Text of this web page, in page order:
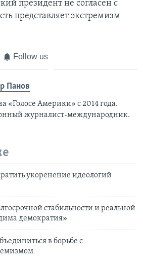
президент не согласен с
представляет экстремизм
Follow us
Панов
«Голосе Америки» с 2014 года.
журналист-международник.
укоренение идеологий
стабильности и реальной
демократия»
в борьбе с